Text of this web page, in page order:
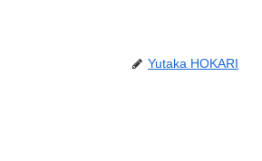
Yutaka HOKARI